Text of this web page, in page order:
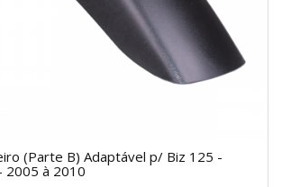
(Parte B) Adaptável p/ Biz 125 -
2005 à 2010